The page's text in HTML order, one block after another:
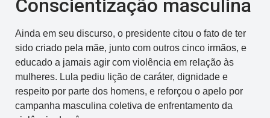
Conscientização masculina
Ainda em seu discurso, o presidente citou o fato de ter
sido criado pela mãe, junto com outros cinco irmãos, e
educado a jamais agir com violência em relação às
mulheres. Lula pediu lição de caráter, dignidade e
respeito por parte dos homens, e reforçou o apelo por
campanha masculina coletiva de enfrentamento da